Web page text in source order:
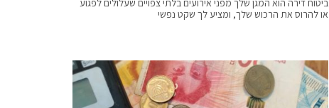
ביטוח דירה הוא המגן שלך מפני אירועים בלתי צפויים שעלולים לפגוע
או להרוס את הרכוש שלך, ומציע לך שקט נפשי